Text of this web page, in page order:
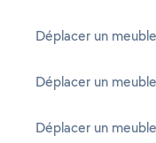
Déplacer un
Déplacer un
Déplacer un